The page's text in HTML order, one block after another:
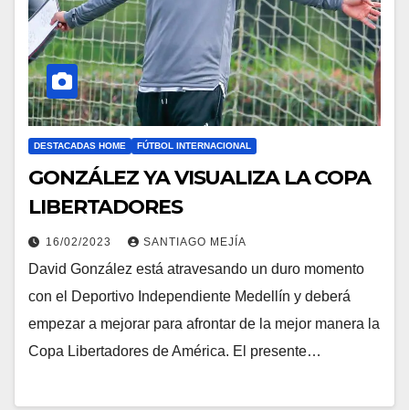
DESTACADAS HOME FÚTBOL INTERNACIONAL
GONZÁLEZ YA VISUALIZA LA COPA
LIBERTADORES
16/02/2023 SANTIAGO MEJÍA
David González está atravesando un duro momento
con el Deportivo Independiente Medellín y deberá
empezar a mejorar para afrontar de la mejor manera la
Copa Libertadores de América. El presente…